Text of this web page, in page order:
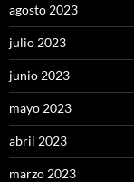
agosto 2023
julio 2023
junio 2023
mayo 2023
abril 2023
marzo 2023